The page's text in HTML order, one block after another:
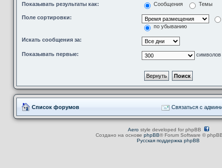
Показывать результаты как: Сообщения Темы
Поле сортировки:
по убыванию
Искать сообщения за:
Показывать первые:
Список форумов Связаться с
Aerostyle developed for phpBB
Создано на основе phpBB® Forum Software ©
Русская поддержка phpBB